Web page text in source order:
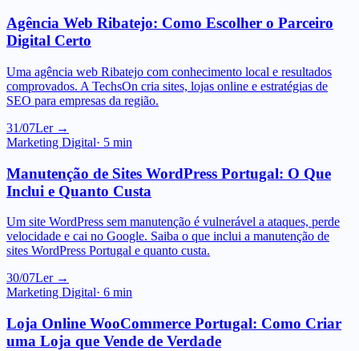
Uma agência web Ribatejo com conhecimento local e resultados
comprovados. A TechsOn cria sites, lojas online e estratégias de
SEO para empresas da região.
31/07Ler →
Marketing Digital·5min
Manutenção de Sites WordPress Portugal: O Que
Um site WordPress sem manutenção é vulnerável a ataques, perde
velocidade e cai no Google. Saiba o que inclui a manutenção de
sites WordPress Portugal e quanto custa.
30/07Ler →
Marketing Digital·6min
Loja Online WooCommerce Portugal: Como Criar
O WooCommerce é a plataforma open source mais utilizada para